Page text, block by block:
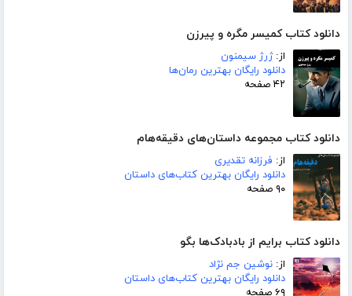
دانلود کتاب کمیسر مگره و پیرزن
از:ژرژ سیمنون
دانلود رایگان بهترین رمان‌ها
۴۲ صفحه
دانلود کتاب مجموعه داستان‌های دقیقه‌هام
از: فرزانه تقدیری
دانلود رایگان بهترین کتاب‌های داستان
۹۰ صفحه
دانلود کتاب برایم از بادبادک‌ها بگو
از: نوشین جم نژاد
دانلود رایگان بهترین کتاب‌های داستان
۶۹ صفحه